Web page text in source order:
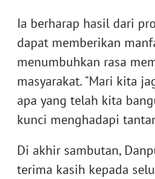
Ia berharap hasil dari
dapat memberikan
menumbuhkan rasa
masyarakat. "Mari kita
apa yang telah kita
kunci menghadapi
Di akhir sambutan,
terima kasih kepada
WN
SERAMBI
WN
JAMBI
WN
SULTRA